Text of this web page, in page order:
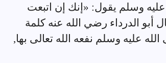
وسلم يقول: «إنك إن اتبعت
الدرداء رضي الله عنه كلمة
عليه وسلم نفعه الله تعالى بها,